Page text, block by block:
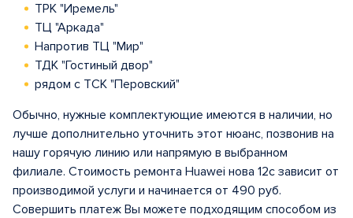
ТРК "Иремель"
ТЦ "Аркада"
Напротив ТЦ "Мир"
ТДК "Гостиный двор"
рядом с ТСК "Перовский"
Обычно, нужные комплектующие имеются в наличии, но
лучше дополнительно уточнить этот нюанс, позвонив на
нашу горячую линию или напрямую в выбранном
филиале. Стоимость ремонта Huawei нова 12с зависит от
производимой услуги и начинается от 490 руб.
Совершить платеж Вы можете подходящим способом из